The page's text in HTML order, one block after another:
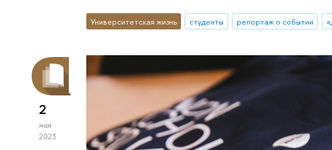
Университетская жизнь студенты репортаж о событии
2
мая
2023